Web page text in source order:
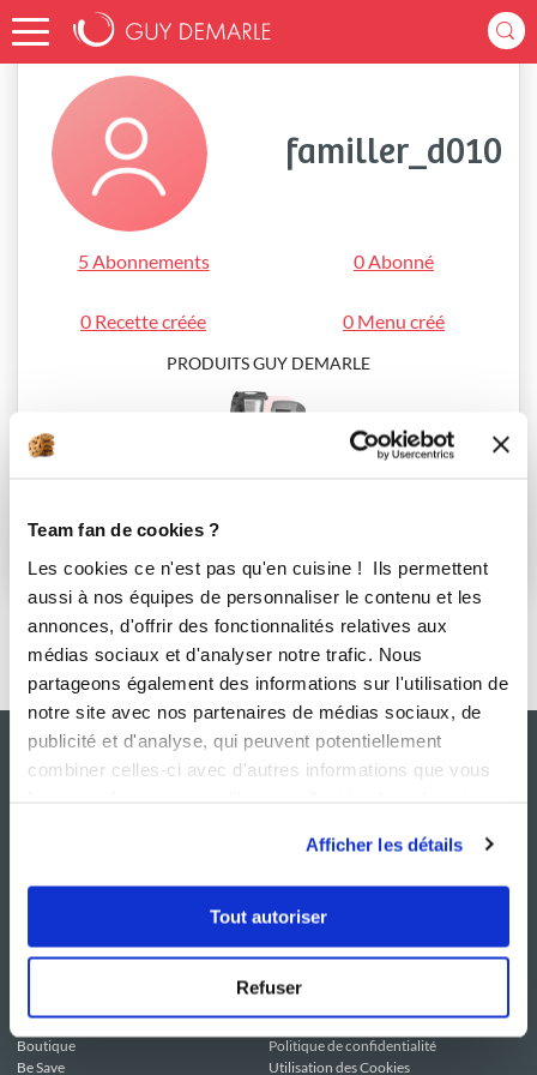
Team fan de cookies ?
Les cookies ce n'est pas qu'en cuisine ! Ils permettent
aussi à nos équipes de personnaliser le contenu et les
annonces, d'offrir des fonctionnalités relatives aux
médias sociaux et d'analyser notre trafic. Nous
partageons également des informations sur l'utilisation de
notre site avec nos partenaires de médias sociaux, de
publicité et d'analyse, qui peuvent potentiellement
combiner celles-ci avec d'autres informations que vous
Afficher les détails
Tout autoriser
Refuser
Accueil familler_d010
familler_d010
5 Abonnements 0 Abonné
0 Recette créée 0 Menu créé
PRODUITS GUY DEMARLE
NOS SITES
Le Mag'
Boutique
Be Save
SERVICE CONSO
Contactez-nous
Mentions légales
Politique de confidentialité
Utilisation des Cookies